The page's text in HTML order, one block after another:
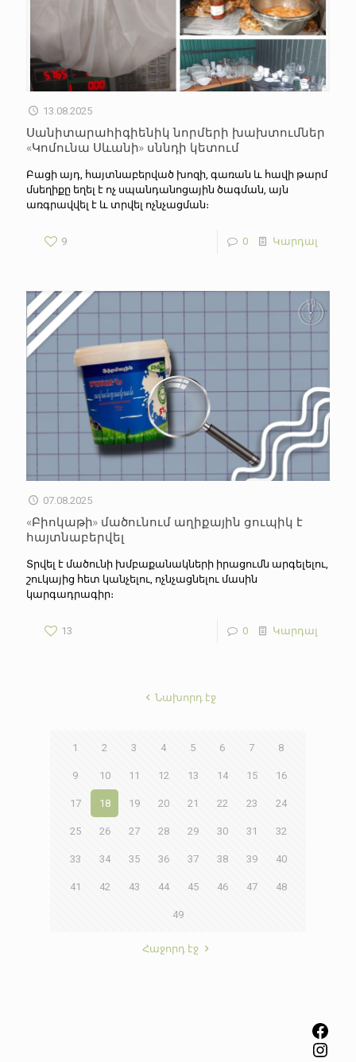
13.08.2025
Սանիտարահիգիենիկ նորմերի խախտումներ
«Կոմունա Սևանի» սննդի կետում
Բացի այդ, հայտնաբերված խոզի, գառան և հավի թարմ
մսեղիքը եղել է ոչ սպանդանոցային ծագման, այն
առգրավվել է և տրվել ոչնչացման։
9 0 Կարդալ
07.08.2025
«Բիոկաթի» մածունում աղիքային ցուպիկ է
հայտնաբերվել
Տրվել է մածունի խմբաքանակների իրացումն արգելելու,
շուկայից հետ կանչելու, ոչնչացնելու մասին
կարգադրագիր։
13 0 Կարդալ
Նախորդ էջ
1 2 3 4 5 6 7 8
9 10 11 12 13 14 15 16
17 18 19 20 21 22 23 24
25 26 27 28 29 30 31 32
33 34 35 36 37 38 39 40
41 42 43 44 45 46 47 48
49
Հաջորդ էջ
Facebook
Instagram